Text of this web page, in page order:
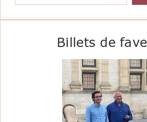
Billets de